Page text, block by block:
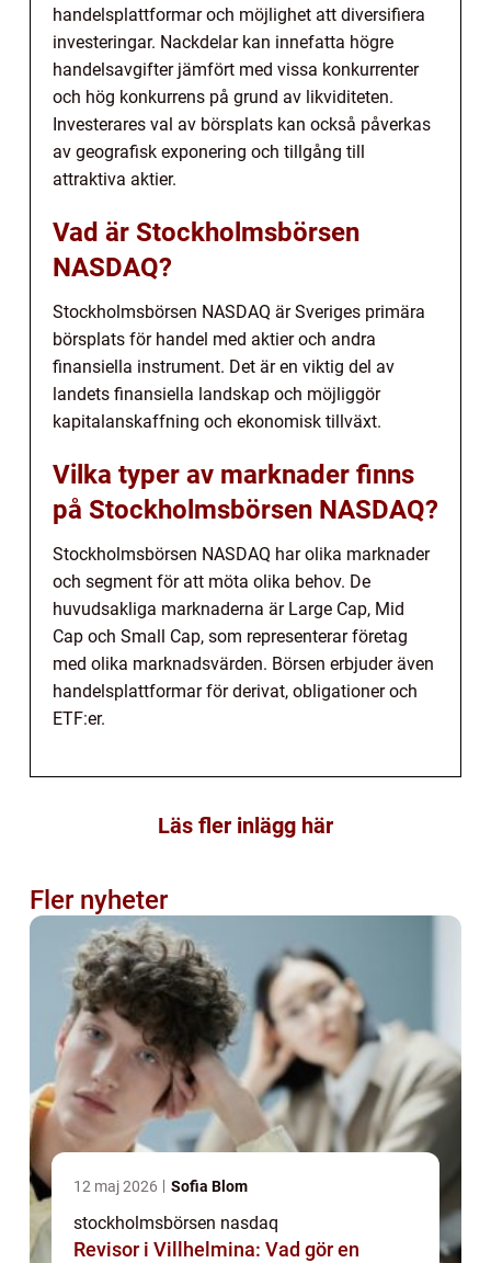
handelsplattformar och möjlighet att diversifiera
investeringar. Nackdelar kan innefatta högre
handelsavgifter jämfört med vissa konkurrenter
och hög konkurrens på grund av likviditeten.
Investerares val av börsplats kan också påverkas
av geografisk exponering och tillgång till
attraktiva aktier.
Vad är Stockholmsbörsen
NASDAQ?
Stockholmsbörsen NASDAQ är Sveriges primära
börsplats för handel med aktier och andra
finansiella instrument. Det är en viktig del av
landets finansiella landskap och möjliggör
kapitalanskaffning och ekonomisk tillväxt.
Vilka typer av marknader finns
på Stockholmsbörsen NASDAQ?
Stockholmsbörsen NASDAQ har olika marknader
och segment för att möta olika behov. De
huvudsakliga marknaderna är Large Cap, Mid
Cap och Small Cap, som representerar företag
med olika marknadsvärden. Börsen erbjuder även
handelsplattformar för derivat, obligationer och
ETF:er.
Läs fler inlägg här
Fler nyheter
12 maj 2026 Sofia Blom
stockholmsbörsen nasdaq
Revisor i Villhelmina: Vad gör en